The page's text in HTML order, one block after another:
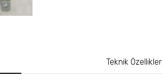
Teknik Özellikler